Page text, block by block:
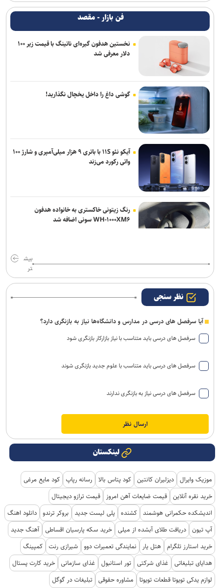
فن بازار - مقصد
نخستین هدفون گیره‌ای ناتینگ با قیمت زیر ۱۰۰
دلار معرفی شد
گوشی داغ را داخل یخچال نگذارید!
آیکو نئو ۱۱S با باتری ۹ هزار میلی‌آمپری و شارژ ۱۰۰
واتی رکورد می‌زند
رنگ زیتونی خاکستری به خانواده هدفون
WH-۱۰۰۰XM۶ سونی اضافه شد
بیش
تر
نظر سنجی
آیا سرفصل های درسی در مدارس و دانشگاه‌ها نیاز به بازنگری دارد؟
سرفصل های درسی باید متناسب با نیاز بازارکار بازنگری شود
سرفصل های درسی باید متناسب با علوم جدید بازنگری شوند
سرفصل های درسی نیاز به بازنگری ندارند
لینکستان
موزیک وایرال دیزلیران کانتین کود پتاس بالا رسانه رپاپ کود مایع مرغی
خرید نقره آنلاین قیمت ضایعات آهن امروز
قیمت ترازو دیجیتال
اندیشکده حکمرانی هوشمند کشنده پلی لیست جدید بروکر ترندو دانلود اهنگ
آپ تیون دریافت طلای آبشده از میلی خرید سکه پارسیان اقساطی آهنگ جدید
خرید استارز تلگرام هتل یار نمایندگی تعمیرات دوو شیرازی رنت کمپینگ
هدایای تبلیغاتی
غذای شرکتی تور استانبول غذای سازمانی خرید کارت پستال
لوازم یدکی تویوتا قطعات تویوتا
مشاوره حقوقی تبلیغات در گوگل